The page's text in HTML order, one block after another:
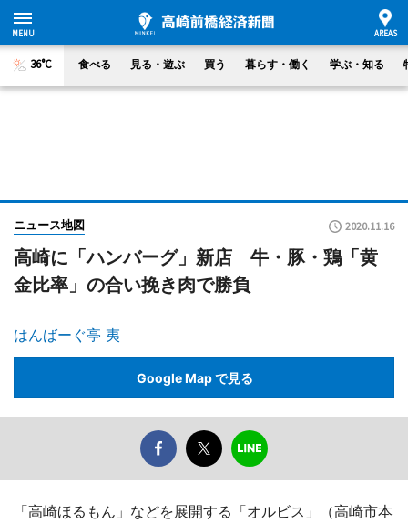
36°C 食べる 見る・遊ぶ 買う 暮らす・働く 学ぶ・知る
ニュース地図 2020.11.16
高崎に「ハンバーグ」新店 牛・豚・鶏「黄
金比率」の合い挽き肉で勝負
はんばーぐ亭 夷
Google Map で見る
「高崎ほるもん」などを展開する「オルビス」（高崎市本